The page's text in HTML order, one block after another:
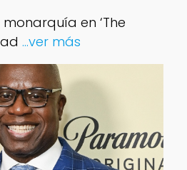
en ‘The
...ver más